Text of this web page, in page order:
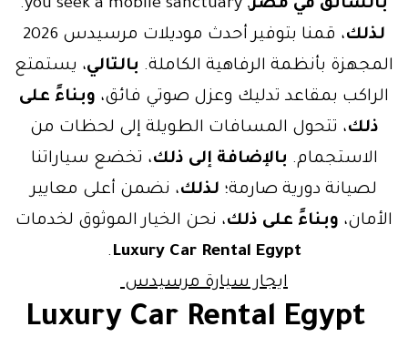
بالسائق في مصر, you seek a mobile sanctuary.
لذلك
، قمنا بتوفير أحدث موديلات مرسيدس 2026
المجهزة بأنظمة الرفاهية الكاملة. بالتالي، يستمتع
الراكب بمقاعد تدليك وعزل صوتي فائق، وبناءً على
ذلك، تتحول المسافات الطويلة إلى لحظات من
الاستجمام. بالإضافة إلى ذلك، تخضع سياراتنا
لصيانة دورية صارمة؛ لذلك، نضمن أعلى معايير
الأمان، وبناءً على ذلك، نحن الخيار الموثوق لخدمات
Luxury Car Rental Egypt
.
ايجار سيارة مرسيدس
Luxury Car Rental Egypt